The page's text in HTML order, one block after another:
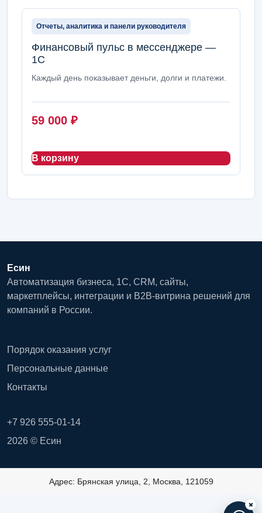
Отчеты, аналитика и панели руководителя
Финансовый пульс в мессенджере —
1С
Каждый день показывает деньги, долги и платежи.
59 000 ₽
В корзину
Есин
Автоматизация бизнеса, 1С, CRM, сайты,
маркетплейсы, интеграции и B2B-витрина решений для
компаний в России.
Порядок оказания услуг
Персональные данные
Контакты
+7 926 555-01-14
2026 © Есин
Адрес: Брянская улица, 2, Москва, 121059